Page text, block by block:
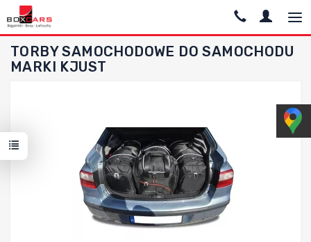
TORBY SAMOCHODOWE DO SAMOCHODU
MARKI KJUST